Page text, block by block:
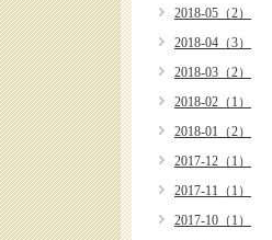
2018-05（2）
2018-04（3）
2018-03（2）
2018-02（1）
2018-01（2）
2017-12（1）
2017-11（1）
2017-10（1）